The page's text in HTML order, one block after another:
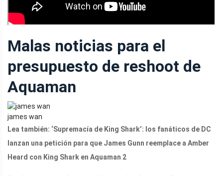
Malas noticias para el
presupuesto de reshoot de
Aquaman
james wan
Lea también: ‘Supremacía de King Shark’: los fanáticos de DC
lanzan una petición para que James Gunn reemplace a Amber
Heard con King Shark en Aquaman 2